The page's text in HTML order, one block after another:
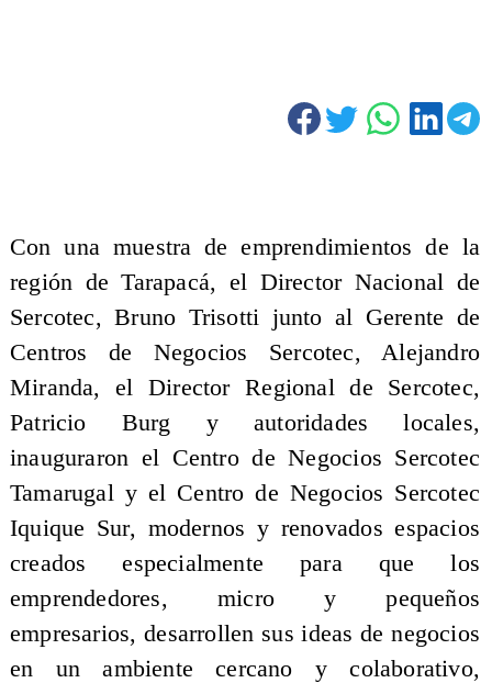
Con una muestra de emprendimientos de la
región de Tarapacá, el Director Nacional de
Sercotec, Bruno Trisotti junto al Gerente de
Centros de Negocios Sercotec, Alejandro
Miranda, el Director Regional de Sercotec,
Patricio Burg y autoridades locales,
inauguraron el Centro de Negocios Sercotec
Tamarugal y el Centro de Negocios Sercotec
Iquique Sur, modernos y renovados espacios
creados especialmente para que los
emprendedores, micro y pequeños
empresarios, desarrollen sus ideas de negocios
en un ambiente cercano y colaborativo,